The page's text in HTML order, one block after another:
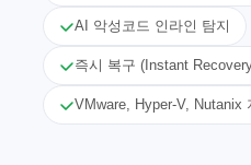
AI 악성코드 인라인 탐지
즉시 복구 (Instant
VMware, Hyper-V, Nutanix